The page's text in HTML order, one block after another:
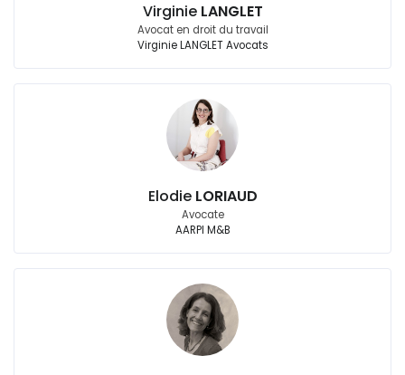
Virginie LANGLET
Avocat en droit du travail
Virginie LANGLET Avocats
Elodie LORIAUD
Avocate
AARPI M&B